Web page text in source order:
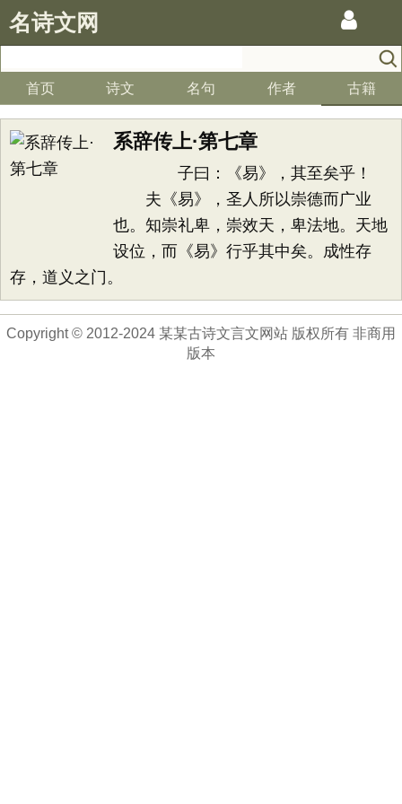
名诗文网
首页 诗文 名句 作者 古籍
系辞传上·第七章
子曰：《易》，其至矣乎！
夫《易》，圣人所以崇德而广业
也。知崇礼卑，崇效天，卑法地。天地
设位，而《易》行乎其中矣。成性存
存，道义之门。
Copyright © 2012-2024 某某古诗文言文网站 版权所有 非商用
版本